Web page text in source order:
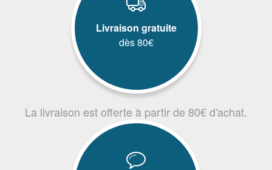
Livraison gratuite
dès 80€
La livraison est offerte à partir de 80€ d'achat.